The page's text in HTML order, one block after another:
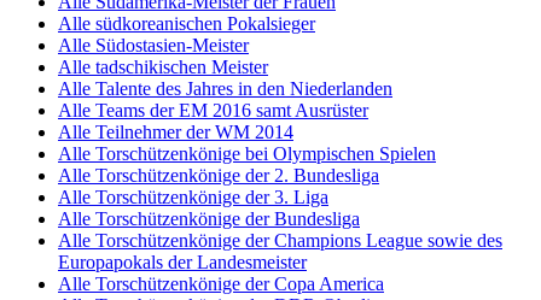
Alle südkoreanischen Pokalsieger
Alle Südostasien-Meister
Alle tadschikischen Meister
Alle Talente des Jahres in den Niederlanden
Alle Teams der EM 2016 samt Ausrüster
Alle Teilnehmer der WM 2014
Alle Torschützenkönige bei Olympischen Spielen
Alle Torschützenkönige der 2. Bundesliga
Alle Torschützenkönige der 3. Liga
Alle Torschützenkönige der Bundesliga
Alle Torschützenkönige der Champions League sowie des
Europapokals der Landesmeister
Alle Torschützenkönige der Copa America